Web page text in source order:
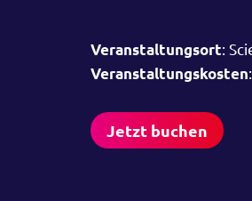
Veranstaltungsort:
Veranstaltungskosten
Jetzt buchen